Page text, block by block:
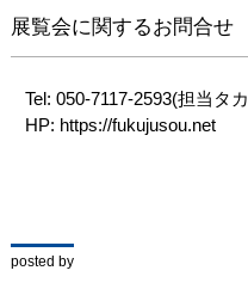
彼はこの厳しい現状の中
で、多くの世界中のアー
め、その 作品をより多
くの世界中の人達に届け
ストが作品を現地に送
り、各地でその仲間達
展覧会に関するお問合せ
Tel: 050-7117-2593(担当タカ
HP: https://fukujusou.net
posted by